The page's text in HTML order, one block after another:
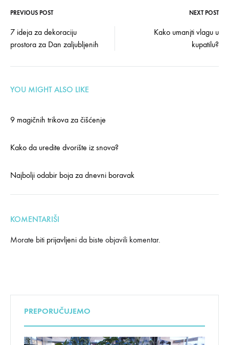
Post
navigation
PREVIOUS POST NEXT POST
7 ideja za dekoraciju
prostora za Dan zaljubljenih
Kako umanjti vlagu u
kupatilu?
YOU MIGHT ALSO LIKE
9 magičnih trikova za čišćenje
Kako da uredite dvorište iz snova?
Najbolji odabir boja za dnevni boravak
KOMENTARIŠI
Morate biti prijavljeni da biste objavili komentar.
PREPORUČUJEMO